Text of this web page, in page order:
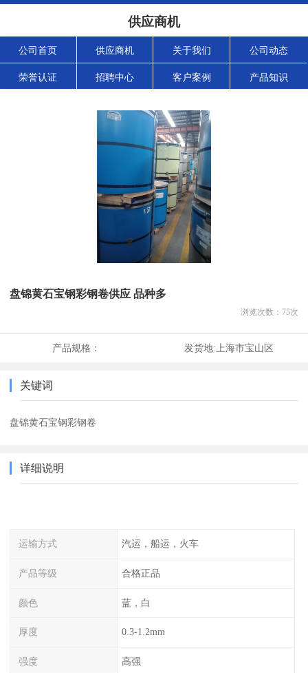
供应商机
公司首页 供应商机 关于我们 公司动态
荣誉认证 招聘中心 客户案例 产品知识
盘锦黄石宝钢彩钢卷供应 品种多
浏览次数： 75次
产品规格： 发货地: 上海市宝山区
关键词
盘锦黄石宝钢彩钢卷
详细说明
运输方式 汽运，船运，火车
产品等级 合格正品
颜色 蓝，白
厚度 0.3-1.2mm
强度 高强